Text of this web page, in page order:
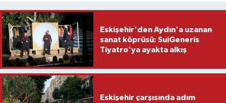
Eskişehir'den Aydın'a uzanan
sanat köprüsü: SuiGeneris
Tiyatro'ya ayakta alkış
Eskişehir çarşısında adım